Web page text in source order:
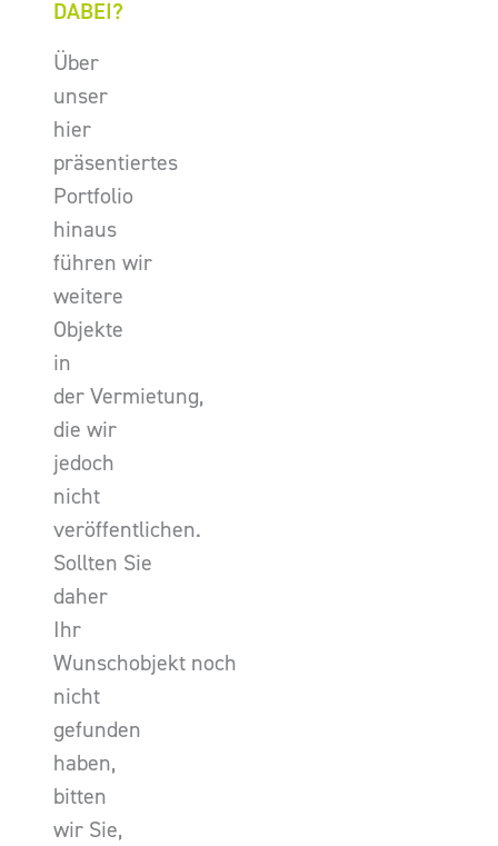
DABEI?
Über
unser
hier
präsentiertes
Portfolio
hinaus
führen wir
weitere
Objekte
in
der Vermietung,
die wir
jedoch
nicht
veröffentlichen.
Sollten Sie
daher
Ihr
Wunschobjekt noch
nicht
gefunden
haben,
bitten
wir Sie,